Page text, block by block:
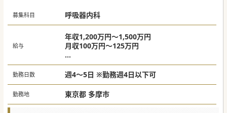
募集科目 呼吸器内科
給与
年収1,200万円～1,500万円
月収100万円～125万円
※週4日勤務の場合：1,200万円～1300万円
※週5日勤務の場合：1,300万円～1,500万円
（スキルにより応相談）
※歩合：
出来高実績給の場合
勤務日数 週4～5日 ※勤務週4日以下可
勤務地 東京都 多摩市